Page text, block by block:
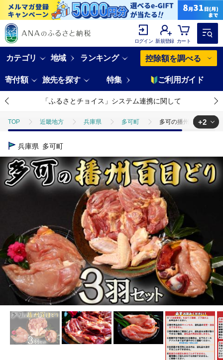
ログイン 新規登録 カート
カテゴリ 地域 ランキング 控除額を調べる
寄付額 旅先を探す 特集 ご利用ガイド
「ふるさとチョイス」システム連携に関して
TOP 近畿地方 兵庫県 多可町 多可の播州百日どり3
TOP
TOP 肉 鶏肉 ほかの鶏肉 多可の播州百日どり3羽セ
+2
兵庫県 多可町